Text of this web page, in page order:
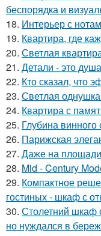
беспорядка и
18. Интерьер с
19. Квартира, где
20. Светлая
21. Детали - это
22. Кто сказал, что
23. Светлая
24. Квартира с
25. Глубина винного
26. Парижская
27. Даже на площади
28. Mid - Century
29. Компактное
гостиных - шкаф с
30. Столетний шкаф
но нуждался в